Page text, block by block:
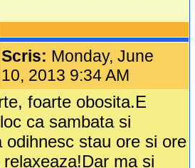
Scris: Monday, June
10, 2013 9:34 AM
foarte obosita.E
ca sambata si
odihnesc stau ore si ore
ma si